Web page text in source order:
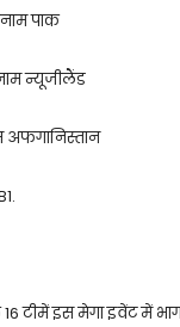
पाक
न्यूजीलैंड
अफगानिस्तान
टीमें इस मेगा इवेंट में